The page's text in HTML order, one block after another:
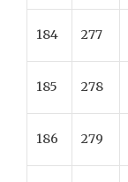
184 277
185 278
186 279